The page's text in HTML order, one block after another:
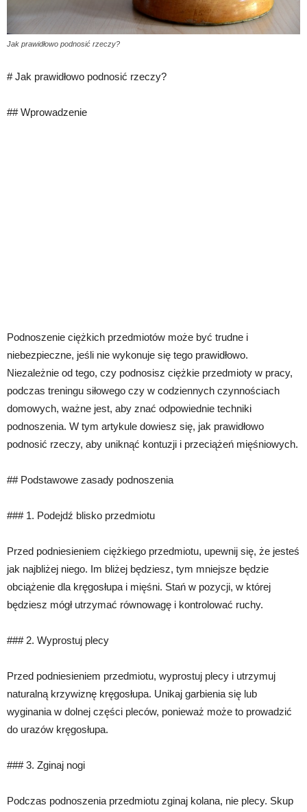
Jak prawidłowo podnosić rzeczy?
# Jak prawidłowo podnosić rzeczy?
## Wprowadzenie
Podnoszenie ciężkich przedmiotów może być trudne i
niebezpieczne, jeśli nie wykonuje się tego prawidłowo.
Niezależnie od tego, czy podnosisz ciężkie przedmioty w pracy,
podczas treningu siłowego czy w codziennych czynnościach
domowych, ważne jest, aby znać odpowiednie techniki
podnoszenia. W tym artykule dowiesz się, jak prawidłowo
podnosić rzeczy, aby uniknąć kontuzji i przeciążeń mięśniowych.
## Podstawowe zasady podnoszenia
### 1. Podejdź blisko przedmiotu
Przed podniesieniem ciężkiego przedmiotu, upewnij się, że jesteś
jak najbliżej niego. Im bliżej będziesz, tym mniejsze będzie
obciążenie dla kręgosłupa i mięśni. Stań w pozycji, w której
będziesz mógł utrzymać równowagę i kontrolować ruchy.
### 2. Wyprostuj plecy
Przed podniesieniem przedmiotu, wyprostuj plecy i utrzymuj
naturalną krzywiznę kręgosłupa. Unikaj garbienia się lub
wyginania w dolnej części pleców, ponieważ może to prowadzić
do urazów kręgosłupa.
### 3. Zginaj nogi
Podczas podnoszenia przedmiotu zginaj kolana, nie plecy. Skup